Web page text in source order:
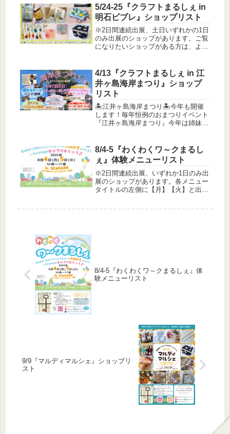
ください※3日間連続出展、いずれか
の1日・2日間のみ出展のシ...
5/24-25『クラフトまるしぇ in
明石ビブレ』ショップリスト
※2日間連続出展、土日いずれかの1日
のみ出展のショップがあります。ご覧
になりたいショップがある方は、よく
に手作りした美しい輝きの天然石アク
セサリーや、鉱物の...
4/13『クラフトまるしぇ in 江
井ヶ島海岸まつり』ショップ
リスト
🏝️江井ヶ島海岸まつり🏝️今年も開催
します！毎年恒例のおまつりイベント
『江井ヶ島海岸まつり』今年は姉妹イ
バンドライブ●屋内ソロ＆デュオライ
ブ●Tacoバス車両展示＆抽選会●...
8/4-5『わくわくワ～クまるし
ぇ』体験メニューリスト
※2日間連続出展、いずれか1日のみ出
展のショップがあります。各メニュー
タイトルの左側に【月】【火】と出展
8/4-5『わくわくワ～クまるしぇ』体
験メニューリスト
9/9『マルディマルシェ』ショップリ
スト